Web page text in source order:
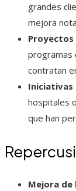
grandes
mejora
Proyectos
programas
contratan
Iniciativas
hospitales
que han
Mejora de